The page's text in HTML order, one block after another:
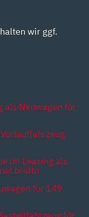
wir ggf.
als Neuwagen für
im Leasing als
brutto
für 149